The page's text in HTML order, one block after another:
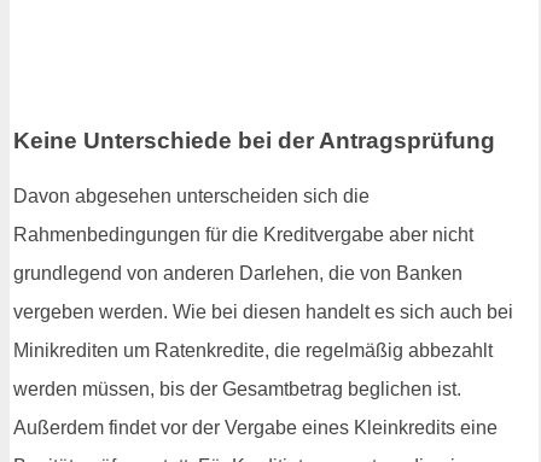
Keine Unterschiede bei der Antragsprüfung
Davon abgesehen unterscheiden sich die
Rahmenbedingungen für die Kreditvergabe aber nicht
grundlegend von anderen Darlehen, die von Banken
vergeben werden. Wie bei diesen handelt es sich auch bei
Minikrediten um Ratenkredite, die regelmäßig abbezahlt
werden müssen, bis der Gesamtbetrag beglichen ist.
Außerdem findet vor der Vergabe eines Kleinkredits eine